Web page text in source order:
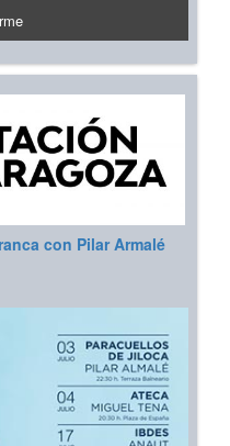
con Pilar Armalé